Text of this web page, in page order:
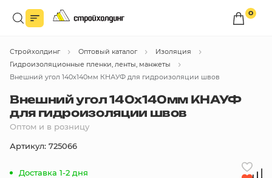
0
Войдите в личный кабинет
Вы сможете оформлять заказыпо оптовым ценам.
Каталог товаров
Стройхолдинг Оптовый каталог
Изоляция
Гидроизоляционные пленки, ленты, манжеты
Внешний угол 140х140мм КНАУФ для гидроизоляции швов
Внешний угол 140х140мм КНАУФ
для гидроизоляции швов
Оптом и в розницу
Артикул: 725066
Доставка 1-2 дня